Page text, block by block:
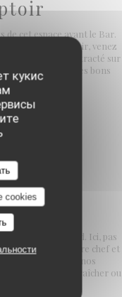
кукис
cookies
cet espace avant le Bar.
Le soir, au comptoir, venez
un cadre décontracté sur
bonnes quilles, des bons
!
et les week-end. Ici, pas
la cuisine de notre chef et
collaboration avec nos
Michel notre maraîcher ou